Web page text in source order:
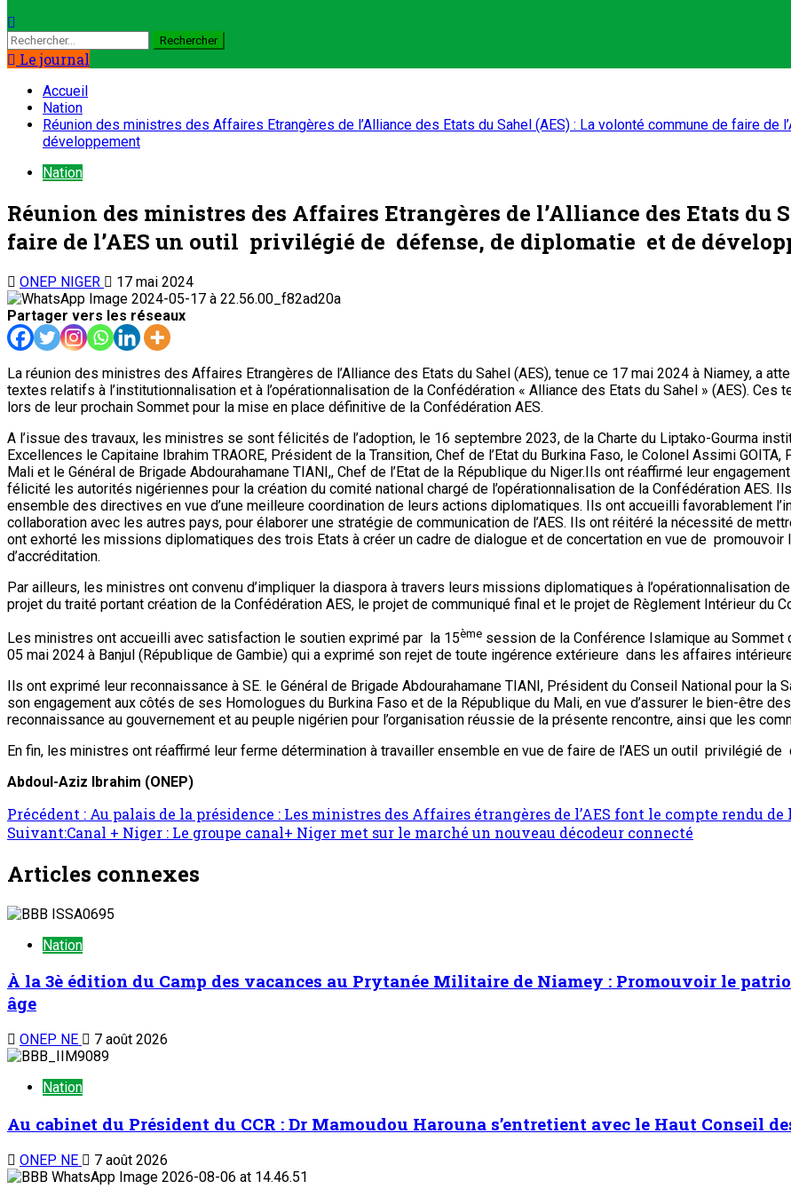
Le journal
Accueil
Nation
Réunion des ministres des Affaires Etrangères de l’Alliance des Etats du Sahel (AES) : La volonté commune de faire
développement
Nation
Réunion des ministres des Affaires Etrangères de l’Alliance des Etats du
faire de l’AES un outil privilégié de défense, de diplomatie et de
ONEP NIGER
17 mai 2024
Partager vers les réseaux
La réunion des ministres des Affaires Etrangères de l’Alliance des Etats du Sahel (AES), tenue ce 17 mai 2024 à Niamey, a
textes relatifs à l’institutionnalisation et à l’opérationnalisation de la Confédération « Alliance des Etats du Sahel » (AES).
lors de leur prochain Sommet pour la mise en place définitive de la Confédération AES.
A l’issue des travaux, les ministres se sont félicités de l’adoption, le 16 septembre 2023, de la Charte du Liptako-Gourma
Excellences le Capitaine Ibrahim TRAORE, Président de la Transition, Chef de l’Etat du Burkina Faso, le Colonel Assimi
Mali et le Général de Brigade Abdourahamane TIANI,, Chef de l’Etat de la République du Niger.Ils ont réaffirmé leur
félicité les autorités nigériennes pour la création du comité national chargé de l’opérationnalisation de la Confédération AES.
ensemble des directives en vue d’une meilleure coordination de leurs actions diplomatiques. Ils ont accueilli favorablement
collaboration avec les autres pays, pour élaborer une stratégie de communication de l’AES. Ils ont réitéré la nécessité de
ont exhorté les missions diplomatiques des trois Etats à créer un cadre de dialogue et de concertation en vue de promouvoir
d’accréditation.
Par ailleurs, les ministres ont convenu d’impliquer la diaspora à travers leurs missions diplomatiques à l’opérationnalisation
projet du traité portant création de la Confédération AES, le projet de communiqué final et le projet de Règlement Intérieur du
Les ministres ont accueilli avec satisfaction le soutien exprimé par la 15ème session de la Conférence Islamique au Sommet
05 mai 2024 à Banjul (République de Gambie) qui a exprimé son rejet de toute ingérence extérieure dans les affaires
Ils ont exprimé leur reconnaissance à SE. le Général de Brigade Abdourahamane TIANI, Président du Conseil National pour la
son engagement aux côtés de ses Homologues du Burkina Faso et de la République du Mali, en vue d’assurer le bien-être
reconnaissance au gouvernement et au peuple nigérien pour l’organisation réussie de la présente rencontre, ainsi que les
En fin, les ministres ont réaffirmé leur ferme détermination à travailler ensemble en vue de faire de l’AES un outil privilégié
Abdoul-Aziz Ibrahim (ONEP)
Précédent : Au palais de la présidence : Les ministres des Affaires étrangères de l’AES font le compte rendu de
Suivant:Canal + Niger : Le groupe canal+ Niger met sur le marché un nouveau décodeur connecté
Articles connexes
Nation
À la 3è édition du Camp des vacances au Prytanée Militaire de Niamey : Promouvoir le
âge
ONEP NE 7 août 2026
Nation
Au cabinet du Président du CCR : Dr Mamoudou Harouna s’entretient avec le Haut Conseil
ONEP NE 7 août 2026